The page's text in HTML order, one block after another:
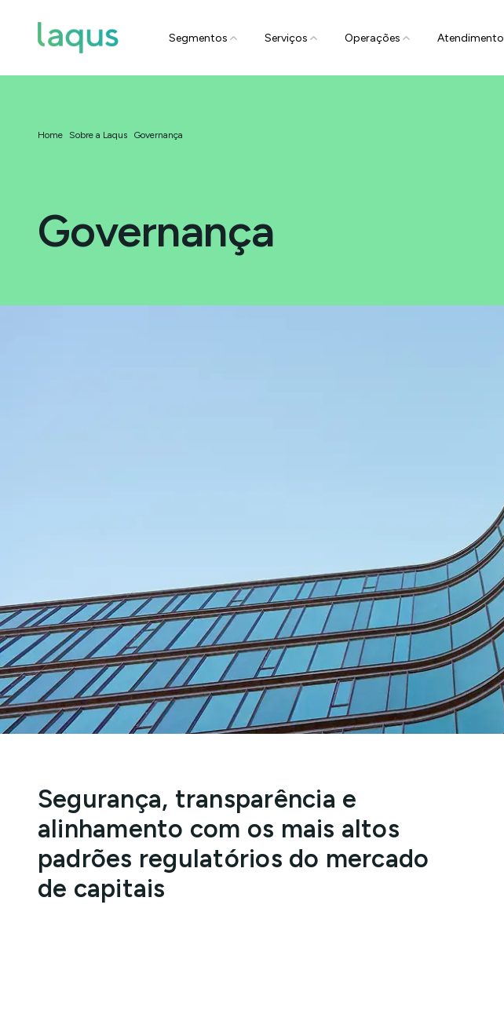
Segmentos Serviços Operações Atendimento
Home Sobre a Laqus Governança
Governança
Segurança, transparência e
alinhamento com os mais altos
padrões regulatórios do mercado
de capitais